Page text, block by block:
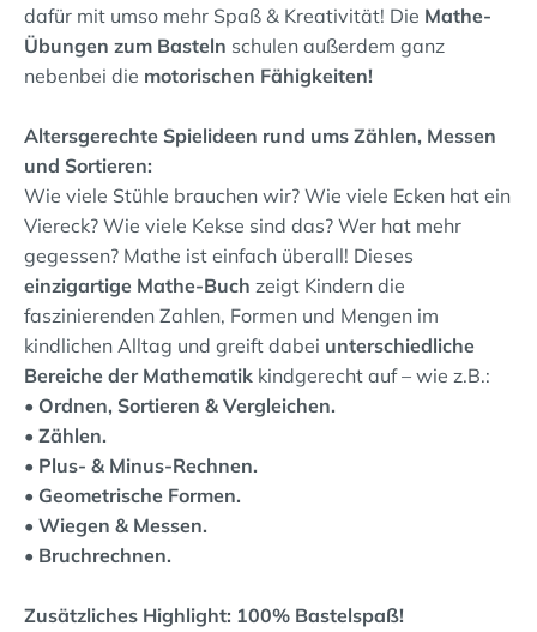
dafür mit umso mehr Spaß & Kreativität! Die Mathe-
Übungen zum Basteln schulen außerdem ganz
nebenbei die motorischen Fähigkeiten!
Altersgerechte Spielideen rund ums Zählen, Messen
und Sortieren:
Wie viele Stühle brauchen wir? Wie viele Ecken hat ein
Viereck? Wie viele Kekse sind das? Wer hat mehr
gegessen? Mathe ist einfach überall! Dieses
einzigartige Mathe-Buch zeigt Kindern die
faszinierenden Zahlen, Formen und Mengen im
kindlichen Alltag und greift dabei unterschiedliche
Bereiche der Mathematik kindgerecht auf – wie z.B.:
• Ordnen, Sortieren & Vergleichen.
• Zählen.
• Plus- & Minus-Rechnen.
• Geometrische Formen.
• Wiegen & Messen.
• Bruchrechnen.
Zusätzliches Highlight: 100% Bastelspaß!